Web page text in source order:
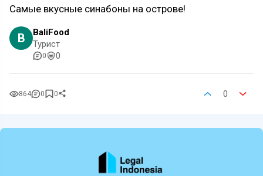
Самые вкусные синабоны на острове!
B
BaliFood
Турист
0 0
864 0 0 0